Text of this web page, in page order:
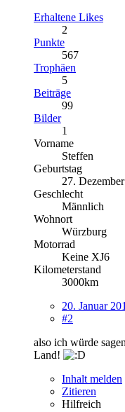
Erhaltene Likes
2
Punkte
567
Trophäen
5
Beiträge
99
Bilder
1
Vorname
Steffen
Geburtstag
27.
Geschlecht
Männlich
Wohnort
Würzburg
Motorrad
Keine XJ6
Kilometerstand
3000km
20. Januar
#2
also ich würde
Land!
Inhalt melden
Zitieren
Hilfreich